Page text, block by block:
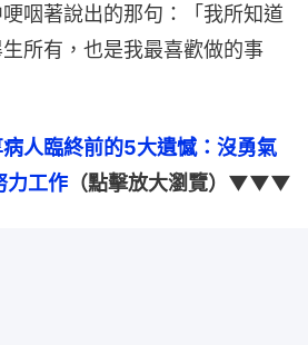
咽著說出的那句：「我所知道
所有，也是我最喜歡做的事
人臨終前的5大遺憾：沒勇氣
力工作 （點擊放大瀏覽）▼▼▼